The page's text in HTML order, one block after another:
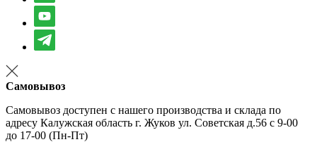
Самовывоз
Самовывоз доступен с нашего производства и склада по
адресу Калужская область г. Жуков ул. Советская д.56 с 9-00
до 17-00 (Пн-Пт)